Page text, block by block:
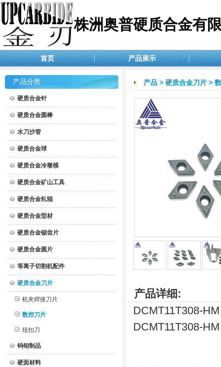
株洲奥普硬质合金有
首页 产品展示
产品分类
硬质合金针
硬质合金圆棒
水刀沙管
硬质合金球
硬质合金冷墩模
硬质合金矿山工具
硬质合金轧辊
硬质合金型材
硬质合金锯齿片
硬质合金圆片
等离子切割机配件
硬质合金刀片
机夹焊接刀片
数控刀片
纽扣刀
钨钼制品
硬面材料
产品 > 硬质合金刀片 >
产品详细:
DCMT11T308-
DCMT11T308-